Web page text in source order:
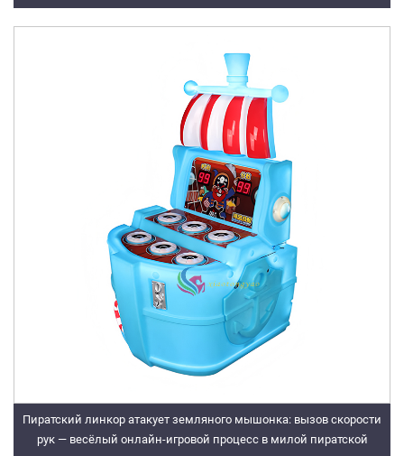
роста доходов игрового города
Пиратский линкор атакует земляного мышонка: вызов скорости
рук — весёлый онлайн-игровой процесс в милой пиратской